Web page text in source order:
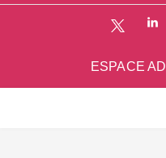
ESPACE AD